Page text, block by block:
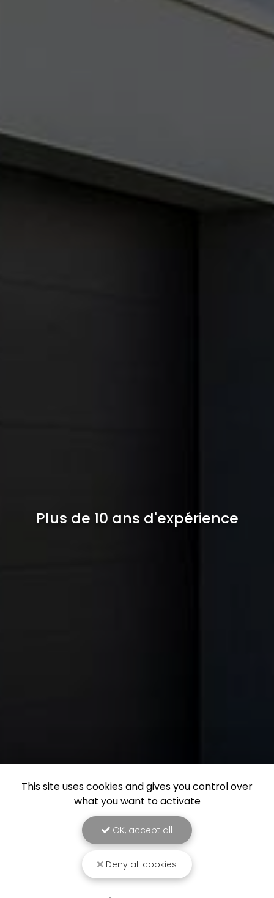
Plus de 10 ans d'expérience
This site uses cookies and gives you control over
what you want to activate
OK, accept all
Deny all cookies